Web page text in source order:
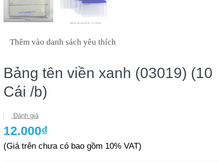
Thêm vào danh sách yêu thích
Bảng tên viền xanh (03019) (10
Cái /b)
Đánh giá
12.000₫
(Giá trên chưa có bao gồm 10% VAT)